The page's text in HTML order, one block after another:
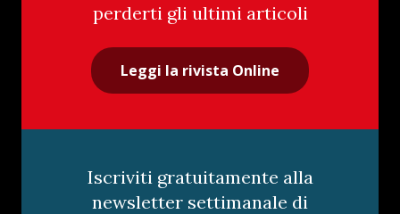
perderti gli ultimi articoli
Leggi la rivista Online
Iscriviti gratuitamente alla
newsletter settimanale di